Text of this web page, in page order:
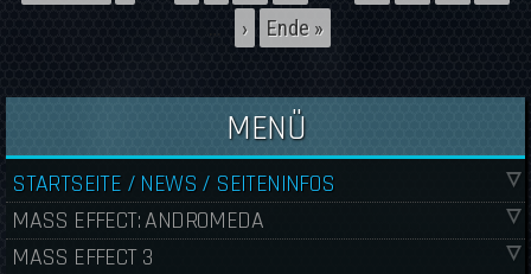
› Ende »
MENÜ
STARTSEITE / NEWS / SEITENINFOS
MASS EFFECT: ANDROMEDA
MASS EFFECT 3